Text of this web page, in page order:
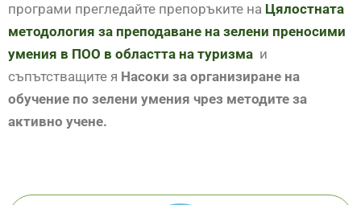
програми прегледайте препоръките на Цялостната
методология за преподаване на зелени преносими
умения в ПОО в областта на туризма и
съпътстващите я Насоки за организиране на
обучение по зелени умения чрез методите за
активно учене.